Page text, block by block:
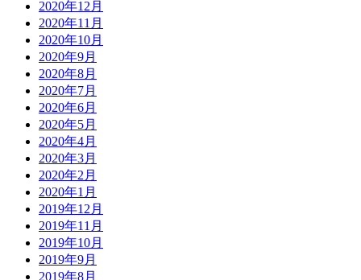
2020年12月
2020年11月
2020年10月
2020年9月
2020年8月
2020年7月
2020年6月
2020年5月
2020年4月
2020年3月
2020年2月
2020年1月
2019年12月
2019年11月
2019年10月
2019年9月
2019年8月